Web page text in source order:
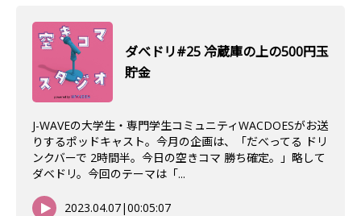
ダべドリ#25 冷蔵庫の上の500円玉
貯金
J-WAVEの大学生・専門学生コミュニティWACDOESがお送
りするポッドキャスト。今月の企画は、「だべってる ドリ
ンクバーで 2時間半。今日の空きコマ 勝ち確定。」略して
ダベドリ。今回のテーマは「...
2023.04.07|00:05:07